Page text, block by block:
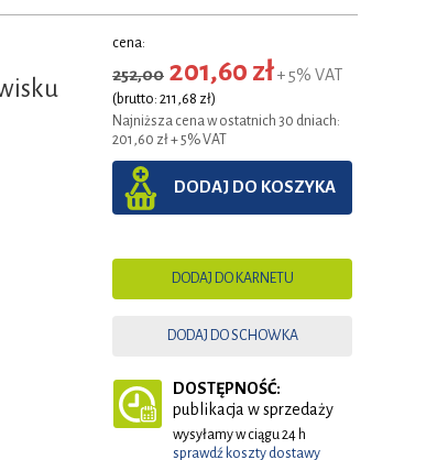
cena:
252,00 201,60 zł+ 5% VAT
(brutto: 211,68 zł)
Najniższa cena w ostatnich 30 dniach:
201,60 zł + 5% VAT
DODAJ DO KOSZYKA
DODAJ DO KARNETU
DODAJ DO SCHOWKA
DOSTĘPNOŚĆ:
publikacja w sprzedaży
wysyłamy w ciągu 24 h
sprawdź koszty dostawy